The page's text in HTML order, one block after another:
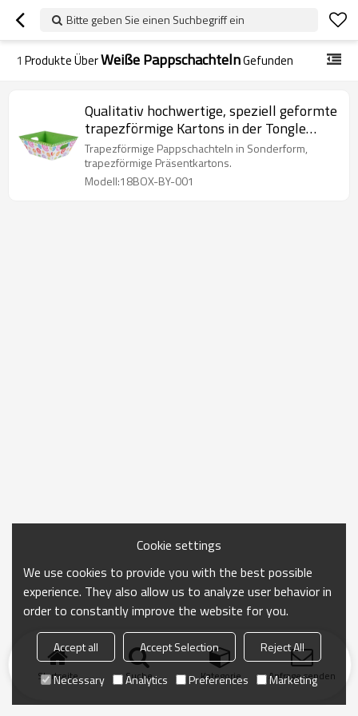
Bitte geben Sie einen Suchbegriff ein
1 Produkte ÜberWeiße PappschachtelnGefunden
Qualitativ hochwertige, speziell geformte
trapezförmige Kartons in der Tongle
Verpackung
Trapezförmige Pappschachteln in Sonderform,
trapezförmige Präsentkartons.
Modell:18BOX-BY-001
Startseite Suche Kategorie Anfrage senden
Cookie settings
We use cookies to provide you with the best possible
experience. They also allow us to analyze user behavior in
order to constantly improve the website for you.
Accept all Accept Selection
Reject All
Necessary
Analytics Preferences Marketing